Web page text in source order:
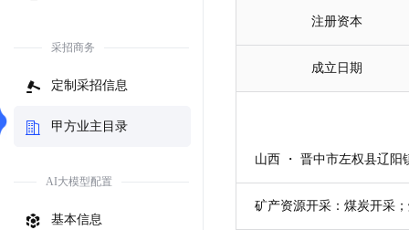
采招商务
定制采招信息
甲方业主目录
AI大模型配置
基本信息
注册资本
成立日期
山西 ・ 晋中市左权县辽阳
矿产资源开采：煤炭开采